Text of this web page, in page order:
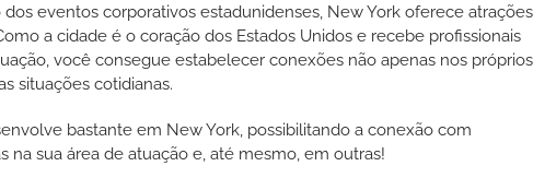
eventos corporativos estadunidenses, New York oferece atrações
a cidade é o coração dos Estados Unidos e recebe profissionais
você consegue estabelecer conexões não apenas nos próprios
situações cotidianas.
bastante em New York, possibilitando a conexão com
na sua área de atuação e, até mesmo, em outras!